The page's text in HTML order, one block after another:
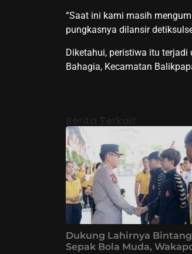
“Saat ini kami masih
pungkasnya dilansir
Diketahui, peristiwa itu
Bahagia, Kecamatan
Dukung Lahirnya Bintang
Sepak Bola Muda,